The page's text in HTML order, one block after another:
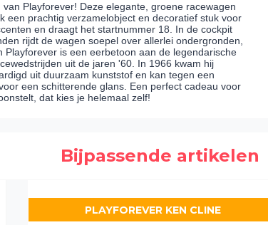
Playforever! Deze elegante, groene racewagen
een prachtig verzamelobject en decoratief stuk voor
en draagt het startnummer 18. In de cockpit
rijdt de wagen soepel over allerlei ondergronden,
is een eerbetoon aan de legendarische
uit de jaren '60. In 1966 kwam hij
uit duurzaam kunststof en kan tegen een
een schitterende glans. Een perfect cadeau voor
dat kies je helemaal zelf!
Bijpassende artikelen
PLAYFOREVER KEN CLINE